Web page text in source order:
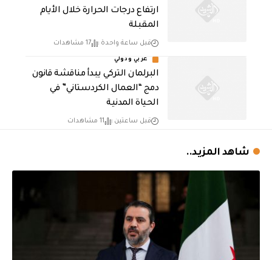
ارتفاع درجات الحرارة خلال الأيام
المقبلة
قبل ساعة واحدة 17 مشاهدات
عربي ودولي
البرلمان التركي يبدأ مناقشة قانون
دمج “العمال الكردستاني” في
الحياة المدنية
قبل ساعتين 11 مشاهدات
شاهد المزيد..